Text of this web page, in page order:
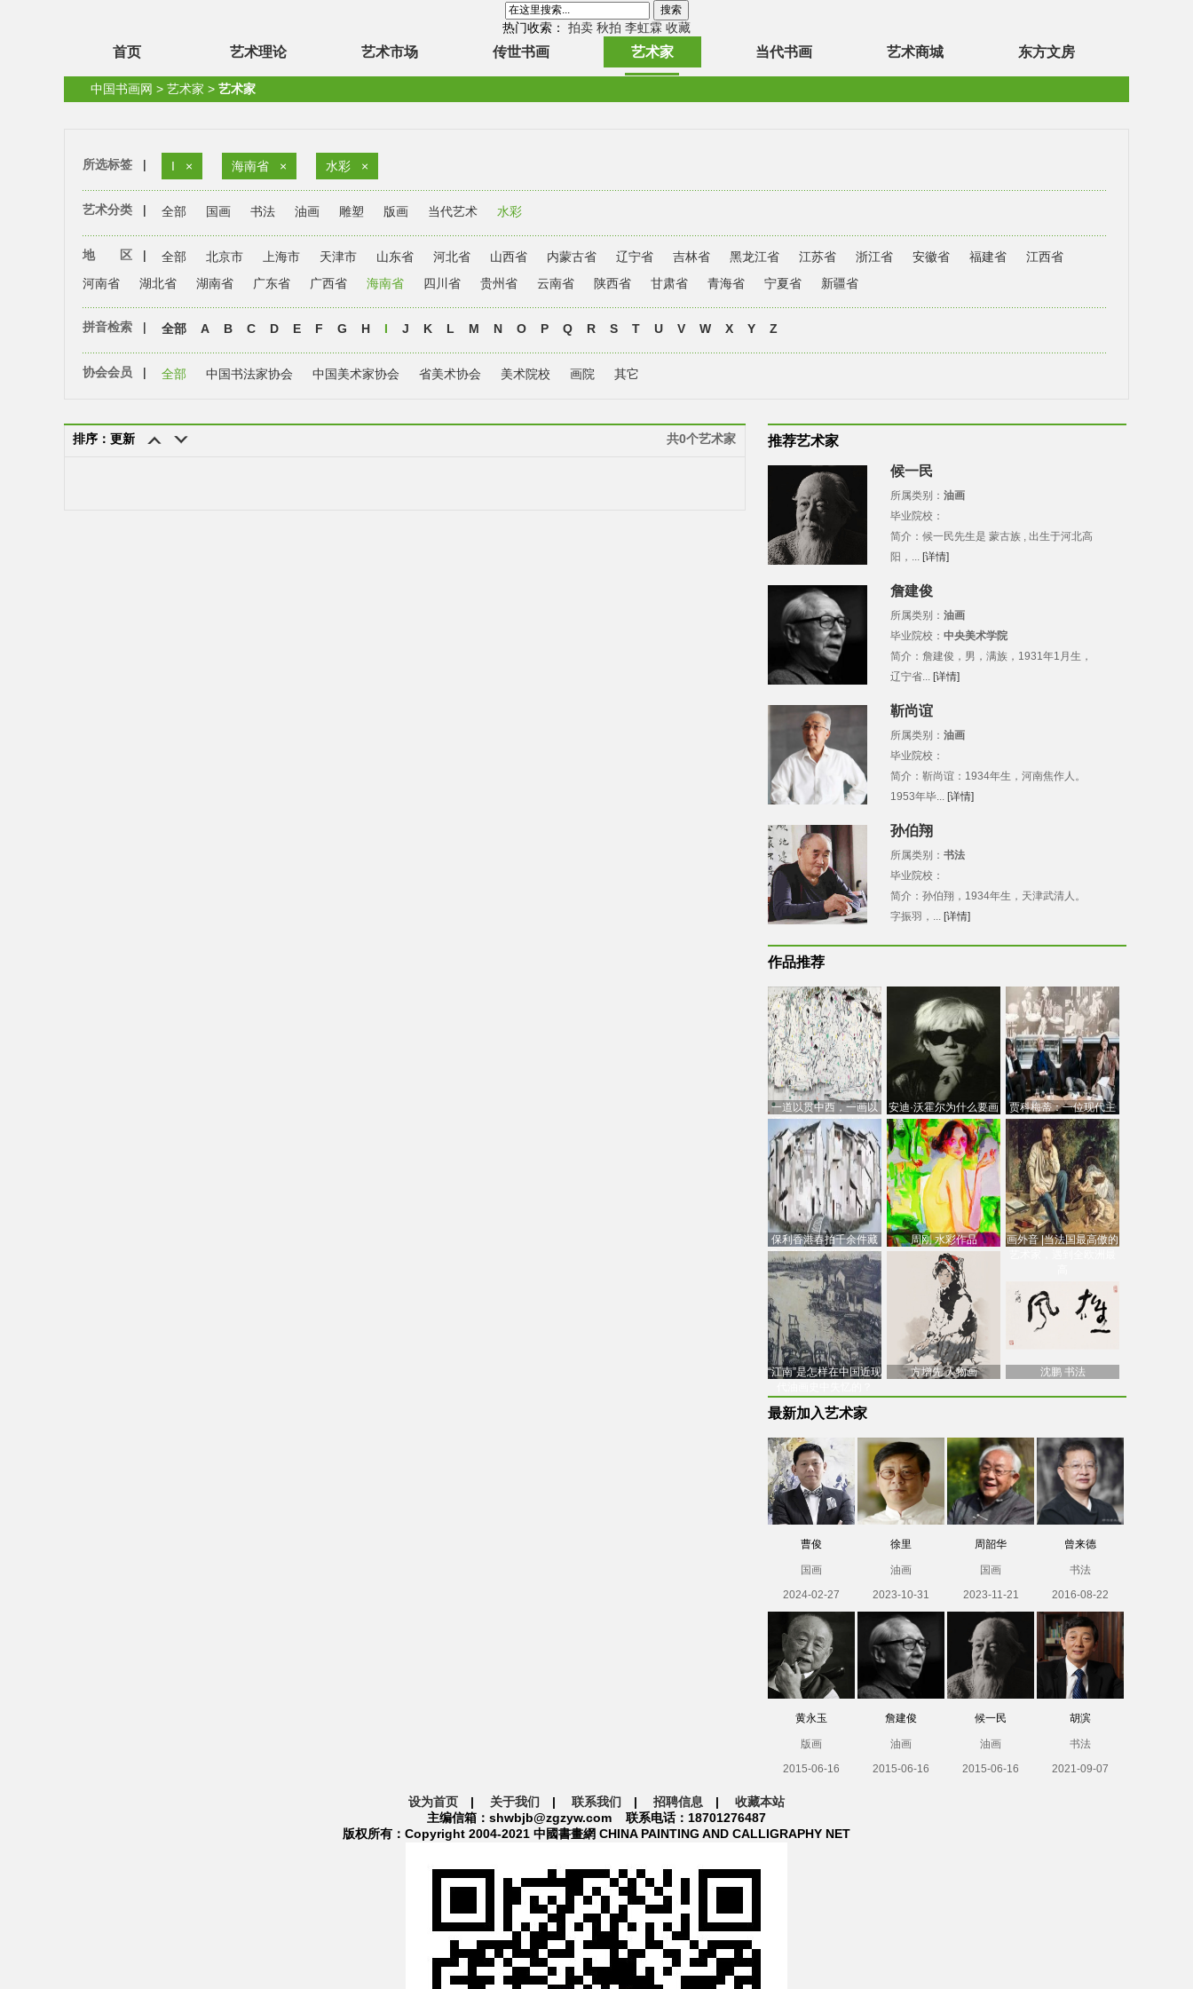
热门收索： 拍卖 秋拍 李虹霖 收藏
首页 艺术理论 艺术市场 传世书画 艺术家 当代书画 艺术商城 东方文房
中国书画网 > 艺术家 > 艺术家
所选标签 | I × 海南省 × 水彩 ×
艺术分类 | 全部 国画 书法 油画 雕塑 版画 当代艺术 水彩
地 区 | 全部 北京市 上海市 天津市 山东省 河北省 山西省 内蒙古省 辽宁省 吉林省 黑龙江省 江苏省 浙江省 安徽省 福建省
江西省
河南省
湖北省 湖南省 广东省 广西省 海南省 四川省 贵州省 云南省 陕西省 甘肃省 青海省 宁夏省 新疆省
拼音检索 | 全部 A B C D E F G H I J K L M N O P Q R S T U V W X Y Z
协会会员 | 全部 中国书法家协会 中国美术家协会 省美术协会 美术院校 画院 其它
排序：更新 共0个艺术家 推荐艺术家
候一民
所属类别： 油画
毕业院校：
简介：候一民先生是 蒙古族 , 出生于河北高
阳，... [详情]
詹建俊
所属类别： 油画
毕业院校： 中央美术学院
简介：詹建俊，男，满族，1931年1月生，
辽宁省... [详情]
靳尚谊
所属类别： 油画
毕业院校：
简介：靳尚谊：1934年生，河南焦作人。
1953年毕... [详情]
孙伯翔
所属类别： 书法
毕业院校：
简介：孙伯翔，1934年生，天津武清人。
字振羽，... [详情]
作品推荐
一道以贯中西，一画以
通古今：吴冠中的绘画
创
安迪·沃霍尔为什么要画
芭比
贾科梅蒂：一位现代主
义的“当代”艺术家
保利香港春拍千余件藏
品估价逾7亿港元，吴冠
中
周刚 水彩作品
画外音 |当法国最高傲的
“江南”是怎样在中国近现
方增先 人物画 沈鹏 书法
最新加入艺术家
曹俊
国画
2024-02-27
徐里
油画
2023-10-31
周韶华
国画
2023-11-21
曾来德
书法
2016-08-22
黄永玉
版画
2015-06-16
詹建俊
油画
2015-06-16
候一民
油画
2015-06-16
胡滨
书法
2021-09-07
设为首页 | 关于我们 | 联系我们 | 招聘信息 | 收藏本站
主编信箱：shwbjb@zgzyw.com 联系电话：18701276487
版权所有：Copyright 2004-2021 中國書畫網 CHINA PAINTING AND CALLIGRAPHY NET